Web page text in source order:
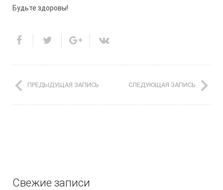
Будьте здоровы!
ПРЕДЫДУЩАЯ ЗАПИСЬ СЛЕДУЮЩАЯ ЗАПИСЬ
Свежие записи